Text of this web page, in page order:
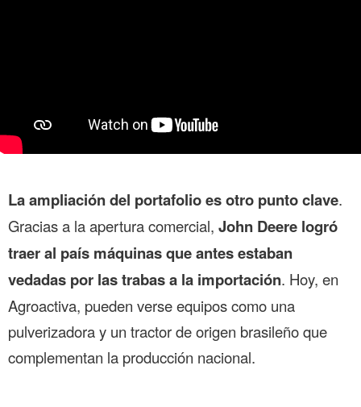
La ampliación del portafolio es otro punto clave.
Gracias a la apertura comercial, John Deere logró
traer al país máquinas que antes estaban
vedadas por las trabas a la importación. Hoy, en
Agroactiva, pueden verse equipos como una
pulverizadora y un tractor de origen brasileño que
complementan la producción nacional.